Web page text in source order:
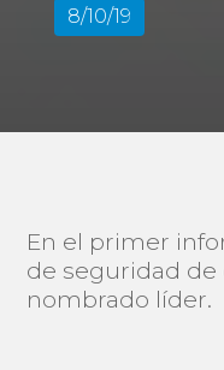
8/10/19
En el primer
de seguridad de
nombrado líder.